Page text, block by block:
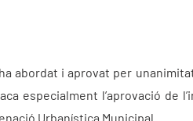
abordat i aprovat per
especialment l’aprovació de
Urbanística Municipal.